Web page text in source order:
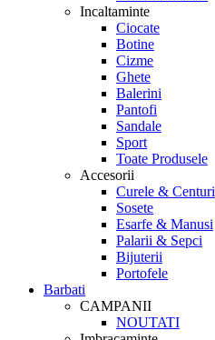
Incaltaminte
Ciocate
Botine
Cizme
Ghete
Balerini
Pantofi
Sandale
Sport
Toate Produsele
Accesorii
Curele & Centuri
Sosete
Esarfe & Manusi
Palarii & Sepci
Bijuterii
Portofele
Barbati
CAMPANII
NOUTATI